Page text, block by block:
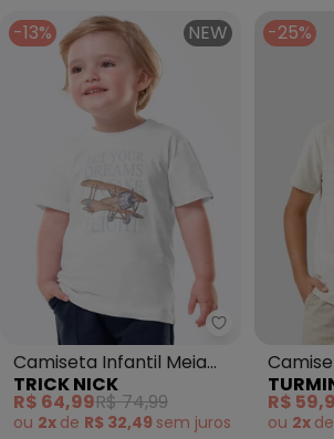
-13% NEW
Trick Nick -
Camiseta Infantil Meia
Malha e Estampa
(Branco)
TRICK NICK
R$ 64,99R$ 74,99
ou 2x de R$ 32,49 sem juros
-25%
Text.
R$
ou 2x de